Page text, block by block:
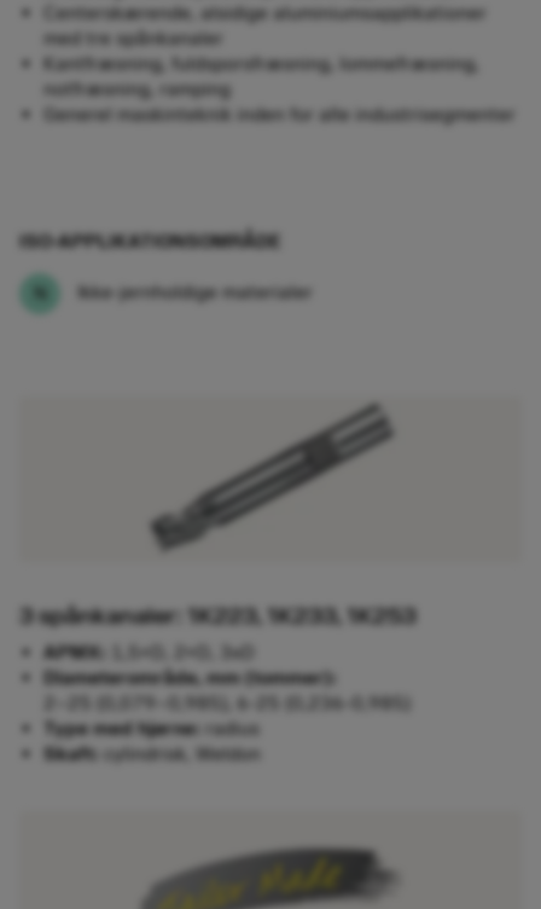
Centerskærende, alsidige aluminiumsapplikationer
med tre spånkanaler​
Kantfræsning, fuldsporsfræsning, lommefræsning,
notfræsning, ramping
Generel maskinteknik inden for alle industrisegmenter
ISO-APPLIKATIONSOMRÅDE
Ikke-jernholdige materialer
3 spånkanaler: 1K223, 1K233, 1K253
APMX:
1,5×D, 2×D, 3xD
Diameterområde, mm (tommer):
2–25 (0,079–0,985), 6-25 (0,236-0,985)
Type med hjørne:
radius
Skaft: cylindrisk, Weldon